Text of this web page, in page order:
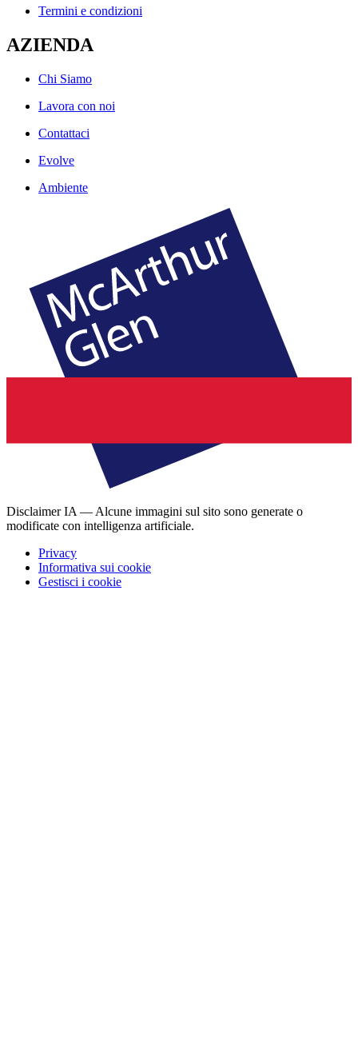
Termini e condizioni
AZIENDA
Chi Siamo
Lavora con noi
Contattaci
Evolve
Ambiente
Disclaimer IA — Alcune immagini sul sito sono generate o
modificate con intelligenza artificiale.
Privacy
Informativa sui cookie
Gestisci i cookie